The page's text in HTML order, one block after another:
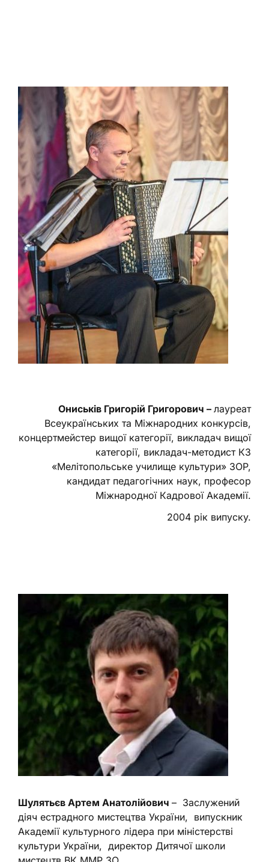
Ониськів Григорій Григорович – лауреат
Всеукраїнських та Міжнародних конкурсів,
концертмейстер вищої категорії, викладач вищої
категорії, викладач-методист КЗ
«Мелітопольське училище культури» ЗОР,
кандидат педагогічних наук, професор
Міжнародної Кадрової Академії.
2004 рік випуску.
Шулятьєв Артем Анатолійович – Заслужений
діяч естрадного мистецтва України, випускник
Академії культурного лідера при міністерстві
культури України, директор Дитячої школи